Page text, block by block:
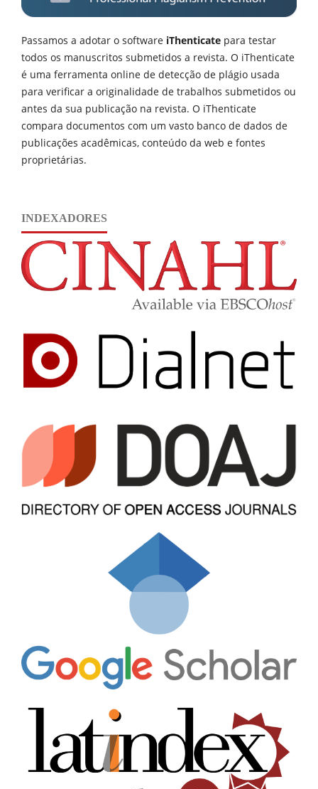
Passamos a adotar o software iThenticate para testar
todos os manuscritos submetidos a revista. O iThenticate
é uma ferramenta online de detecção de plágio usada
para verificar a originalidade de trabalhos submetidos ou
antes da sua publicação na revista. O iThenticate
compara documentos com um vasto banco de dados de
publicações acadêmicas, conteúdo da web e fontes
proprietárias.
INDEXADORES